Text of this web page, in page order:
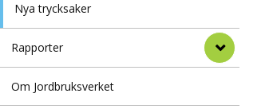
Nya trycksaker
Rapporter
Om Jordbruksverket